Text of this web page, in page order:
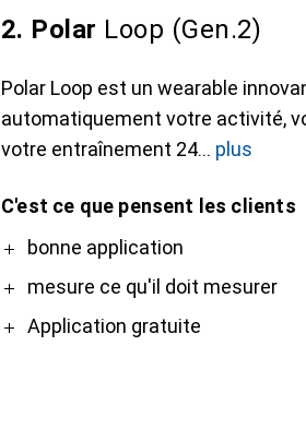
2. Polar Loop (Gen.2)
Polar Loop est un wearable
automatiquement votre activité,
votre entraînement 24
plus
C'est ce que pensent les clients
Probonne application
mesure ce qu'il doit mesurer
Application gratuite
Contre